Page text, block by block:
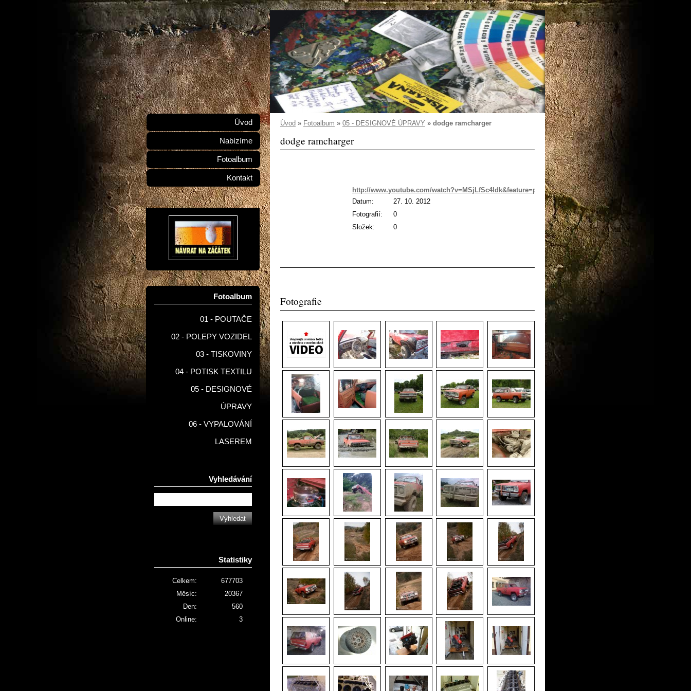
Úvod » Fotoalbum » 05 - DESIGNOVÉ ÚPRAVY » dodge ramcharger
dodge ramcharger
http://www.youtube.com/watch?v=MSjLfSc4Idk&feature=plcp
Datum:
27. 10. 2012
Fotografií:
0
Složek:
0
Fotografie
Úvod
Nabízíme
Fotoalbum
Kontakt
Fotoalbum
01 - POUTAČE
02 - POLEPY VOZIDEL
03 - TISKOVINY
04 - POTISK TEXTILU
05 - DESIGNOVÉ
ÚPRAVY
06 - VYPALOVÁNÍ
LASEREM
Vyhledávání
Statistiky
Online: 3
Celkem:
677703
Měsíc:
20367
Den:
560